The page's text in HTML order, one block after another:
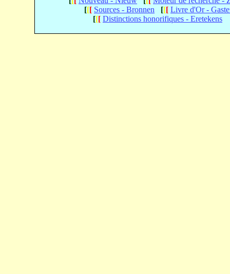
[[[ Sources - Bronnen [[[ Livre d'Or -
[[[ Distinctions honorifiques - Eretekens